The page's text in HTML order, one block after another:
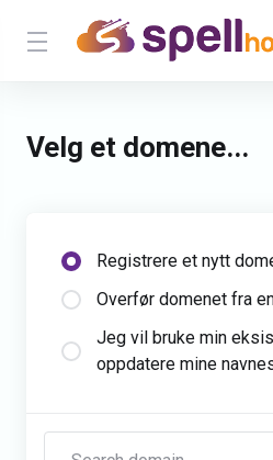
Velg et domene...
Registrere et nytt
Overfør domenet fra
Jeg vil bruke min
oppdatere mine